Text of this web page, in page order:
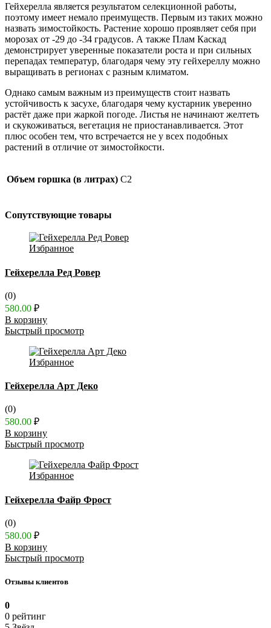
Гейхерелла является результатом селекционной работы,
поэтому имеет немало преимуществ. Первым из таких можно
назвать зимостойкость. Растение хорошо проявляет себя при
морозах от -29 до -34 градусов. А также Плам Каскад
демонстрирует уверенные показатели роста и при сильных
перепадах температур, благодаря чему эту гейхереллу можно
выращивать в регионах с разным климатом.
Однако самым важным из преимуществ стоит назвать
устойчивость к засухе, благодаря чему кустарник уверенно
растёт даже при жаркой погоде. Листья не начинают желтеть
и скукоживаться, вегетация не приостанавливается. Этот
плюс особен тем, что встречается не у всех подобных
растений в отличие от зимостойкости.
Объем горшка (в литрах) C2
Сопутствующие товары
Избранное
Гейхерелла Ред Ровер
(0)
580.00 ₽
В корзину
Быстрый просмотр
Избранное
Гейхерелла Арт Деко
(0)
580.00 ₽
В корзину
Быстрый просмотр
Избранное
Гейхерелла Файр Фрост
(0)
580.00 ₽
В корзину
Быстрый просмотр
Отзывы клиентов
0
0 рейтинг